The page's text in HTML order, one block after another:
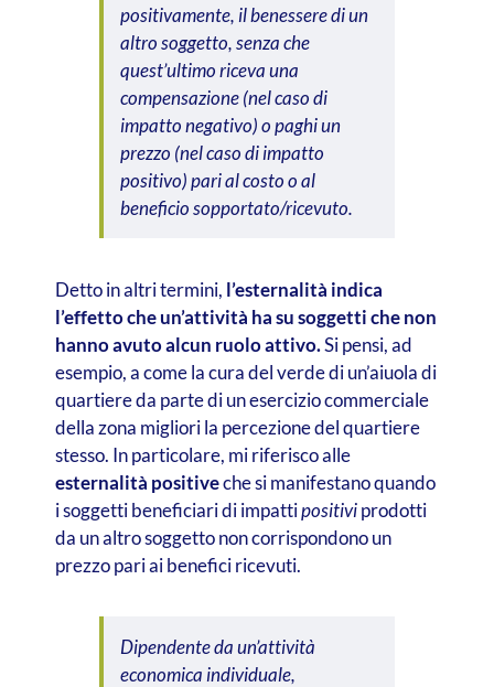
positivamente, il benessere di un
altro soggetto, senza che
quest’ultimo riceva una
compensazione (nel caso di
impatto negativo) o paghi un
prezzo (nel caso di impatto
positivo) pari al costo o al
beneficio sopportato/ricevuto.
Detto in altri termini, l’esternalità indica
l’effetto che un’attività ha su soggetti che non
hanno avuto alcun ruolo attivo.Si pensi, ad
esempio, a come la cura del verde di un’aiuola di
quartiere da parte di un esercizio commerciale
della zona migliori la percezione del quartiere
stesso. In particolare, mi riferisco alle
esternalità positiveche si manifestano quando
i soggetti beneficiari di impattipositiviprodotti
da un altro soggetto non corrispondono un
prezzo pari ai benefici ricevuti.
Dipendente da un’attività
economica individuale,